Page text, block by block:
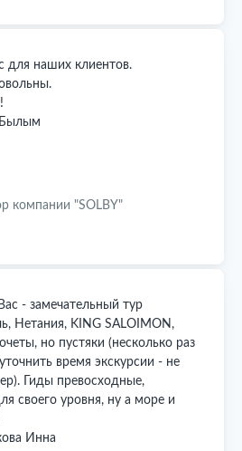
для наших клиентов.
компании "SOLBY"
- замечательный тур
Нетания, KING SALOIMON,
но пустяки (несколько раз
время экскурсии - не
Гиды превосходные,
своего уровня, ну а море и
Инна